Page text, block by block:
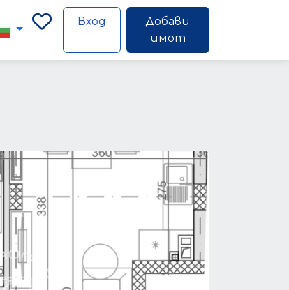
Вход
Добави
имот